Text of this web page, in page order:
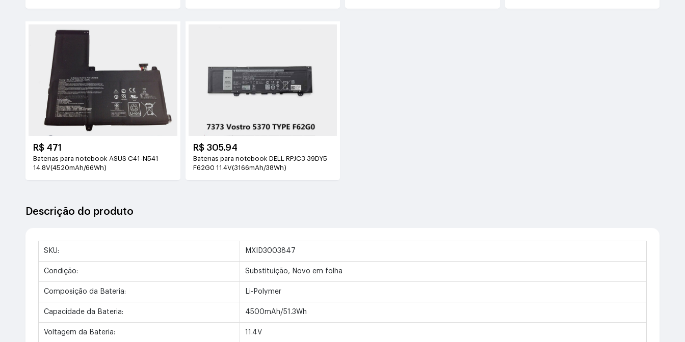
R$ 471
Baterias para notebook ASUS C41-N541
14.8V(4520mAh/66Wh)
R$ 305.94
Baterias para notebook DELL RPJC3 39DY5
F62G0 11.4V(3166mAh/38Wh)
Descrição do produto
SKU: MXID3003847
Condição: Substituição, Novo em folha
Composição da Bateria: Li-Polymer
Capacidade da Bateria: 4500mAh/51.3Wh
Voltagem da Bateria: 11.4V